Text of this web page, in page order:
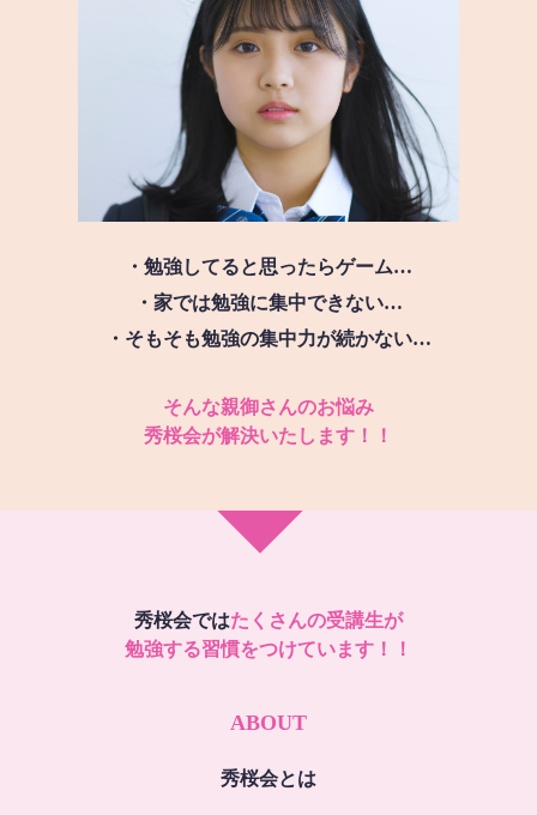
・勉強してると思ったらゲーム…
・家では勉強に集中できない…
・そもそも勉強の集中力が続かない…
そんな親御さんのお悩み
秀桜会が解決いたします！！
秀桜会ではたくさんの受講生が
勉強する習慣をつけています！！
ABOUT
秀桜会とは